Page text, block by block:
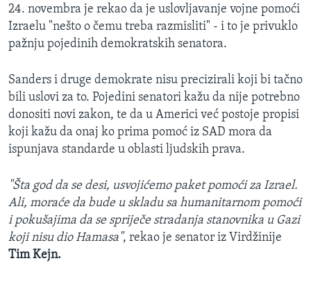
24. novembra je rekao da je uslovljavanje vojne pomoći
Izraelu "nešto o čemu treba razmisliti" - i to je privuklo
pažnju pojedinih demokratskih senatora.
Sanders i druge demokrate nisu precizirali koji bi tačno
bili uslovi za to. Pojedini senatori kažu da nije potrebno
donositi novi zakon, te da u Americi već postoje propisi
koji kažu da onaj ko prima pomoć iz SAD mora da
ispunjava standarde u oblasti ljudskih prava.
"Šta god da se desi, usvojićemo paket pomoći za Izrael.
Ali, moraće da bude u skladu sa humanitarnom pomoći
i pokušajima da se spriječe stradanja stanovnika u Gazi
koji nisu dio Hamasa", rekao je senator iz Virdžinije
Tim Kejn.